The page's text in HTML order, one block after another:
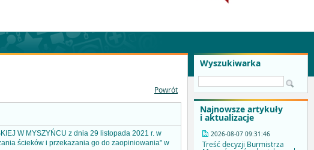
Wyszukiwarka
Najnowsze artykuły
i aktualizacje
2026-08-07 09:31:46
Treść decyzji Burmistrza
Powrót
W MYSZYŃCU z dnia 29 listopada 2021 r. w
ścieków i przekazania go do zaopiniowania" w